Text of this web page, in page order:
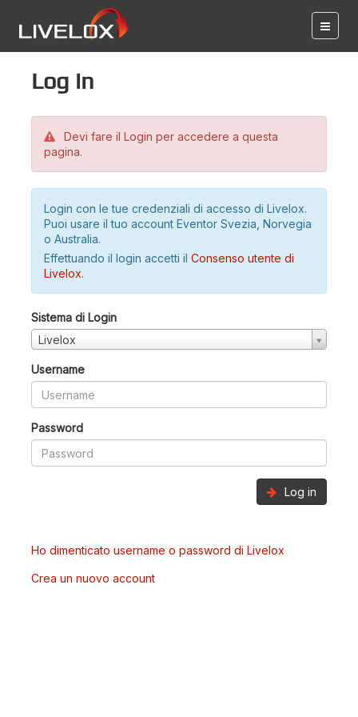
Log in
Devi fare il Login per accedere a questa
pagina.
Login con le tue credenziali di accesso di Livelox.
Puoi usare il tuo account Eventor Svezia, Norvegia
o Australia.
Effettuando il login accetti il Consenso utente di
Livelox.
Sistema di Login
Livelox
Username
Password
Log in
Ho dimenticato username o password di Livelox
Crea un nuovo account